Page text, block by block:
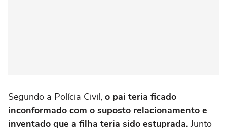
Segundo a Polícia Civil, o pai teria ficado
inconformado com o suposto relacionamento e
inventado que a filha teria sido estuprada. Junto